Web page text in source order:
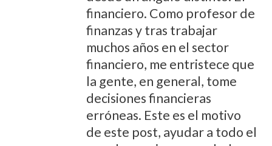
financiero. Como profesor de
finanzas y tras trabajar
muchos años en el sector
financiero, me entristece que
la gente, en general, tome
decisiones financieras
erróneas. Este es el motivo
de este post, ayudar a todo el